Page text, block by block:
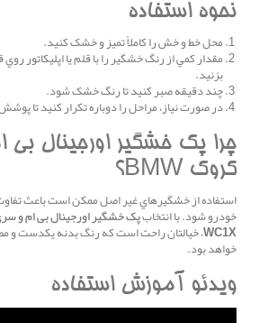
نحوه استفاده
محل خط و خش را کاملاً تميز و خشک کنيد.
مقدار کمي از رنگ خشگير را با قلم يا اپليکاتور
بزنيد.
چند دقيقه صبر کنيد تا رنگ خشک شود.
در صورت نياز، مراحل را دوباره تکرار کنيد تا
کروک BMW؟
استفاده از خشگيرهاي غير اصل ممکن است باعث
خودرو شود. با انتخاب
WC1X، خيالتان راحت است که رنگ بدنه يکدست و
خواهد بود.
ويدئو آموزش استفاده